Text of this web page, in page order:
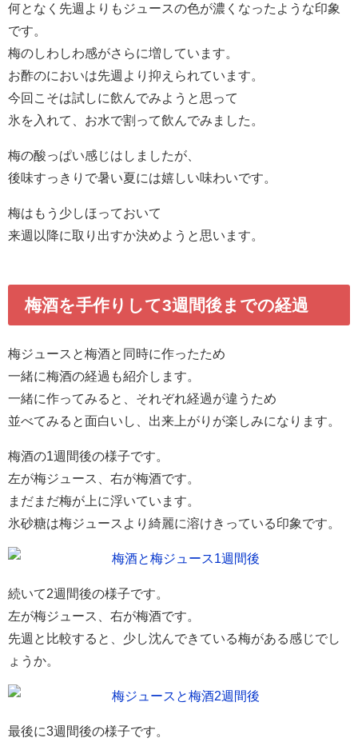
何となく先週よりもジュースの色が濃くなったような印象
です。
梅のしわしわ感がさらに増しています。
お酢のにおいは先週より抑えられています。
今回こそは試しに飲んでみようと思って
氷を入れて、お水で割って飲んでみました。
梅の酸っぱい感じはしましたが、
後味すっきりで暑い夏には嬉しい味わいです。
梅はもう少しほっておいて
来週以降に取り出すか決めようと思います。
梅酒を手作りして3週間後までの経過
梅ジュースと梅酒と同時に作ったため
一緒に梅酒の経過も紹介します。
一緒に作ってみると、それぞれ経過が違うため
並べてみると面白いし、出来上がりが楽しみになります。
梅酒の1週間後の様子です。
左が梅ジュース、右が梅酒です。
まだまだ梅が上に浮いています。
氷砂糖は梅ジュースより綺麗に溶けきっている印象です。
続いて2週間後の様子です。
左が梅ジュース、右が梅酒です。
先週と比較すると、少し沈んできている梅がある感じでし
ょうか。
最後に3週間後の様子です。